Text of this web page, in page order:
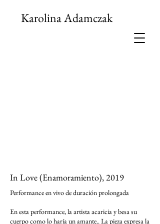
Karolina Adamczak
In Love (Enamoramiento), 2019
Performance en vivo de duración prolongada
En esta performance, la artista acaricia y besa su
cuerpo como lo haría un amante.. La pieza expresa la